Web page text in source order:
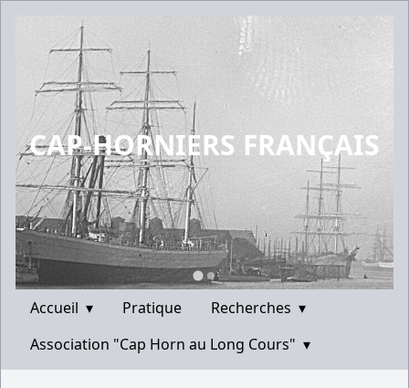
CAP-HORNIERS FRANÇAIS
Accueil ▾ Pratique Recherches ▾
Association "Cap Horn au Long Cours" ▾